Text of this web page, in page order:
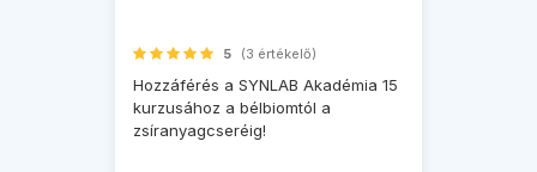
5 (3 értékelő)
Hozzáférés a SYNLAB Akadémia 15
kurzusához a bélbiomtól a
zsíranyagcseréig!